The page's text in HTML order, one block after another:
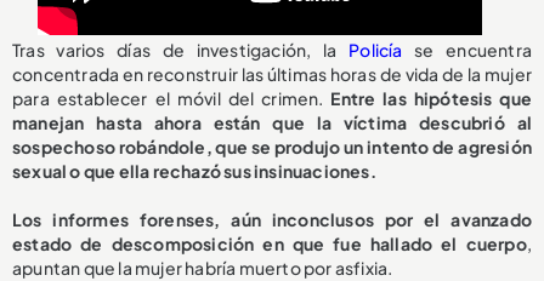
Tras varios días de investigación, la Policía se encuentra
concentrada en reconstruir las últimas horas de vida de la mujer
para establecer el móvil del crimen. Entre las hipótesis que
manejan hasta ahora están que la víctima descubrió al
sospechoso robándole, que se produjo un intento de agresión
sexual o que ella rechazó sus insinuaciones.
Los informes forenses, aún inconclusos por el avanzado
estado de descomposición en que fue hallado el cuerpo,
apuntan que la mujer habría muerto por asfixia.